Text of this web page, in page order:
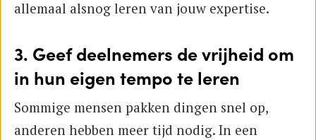
allemaal alsnog leren van jouw expertise.
3. Geef deelnemers de vrijheid om
in hun eigen tempo te leren
Sommige mensen pakken dingen snel op,
anderen hebben meer tijd nodig. In een